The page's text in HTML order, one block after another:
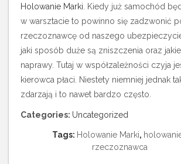
Holowanie Marki . Kiedy już samochód
w warsztacie to powinno się zadzwonić
rzeczoznawcę od naszego
jaki sposób duże są zniszczenia oraz
naprawy. Tutaj w współzależności czyja
kierowca płaci. Niestety niemniej jednak
zdarzają i to nawet bardzo często.
Categories: Uncategorized
Tags: Holowanie Marki,
rzeczoznawca